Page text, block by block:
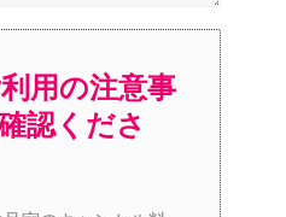
用の注意事
認くださ